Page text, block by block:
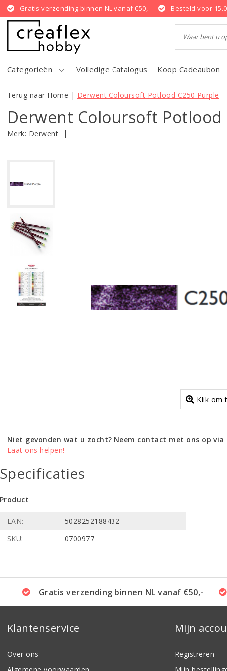
Gratis verzending binnen NL vanaf €50,- Besteld voor
Categorieën Volledige Catalogus Koop Cadeaubon
Terug naar Home | Derwent Coloursoft Potlood C250 Purple
Derwent Coloursoft Potlood
Merk: Derwent |
Klik om
Niet gevonden wat u zocht? Neem contact met ons op
Laat ons helpen!
Specificaties
Product
EAN:
5028252188432
SKU:
0700977
Gratis verzending binnen NL vanaf €50,-
Klantenservice
Over ons
Mijn
Registreren